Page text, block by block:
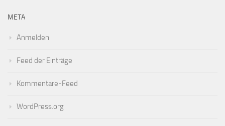
META
Anmelden
Feed der Einträge
Kommentare-Feed
WordPress.org